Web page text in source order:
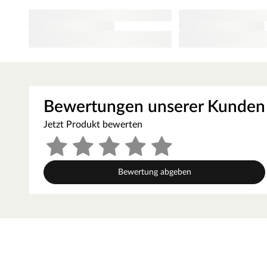
RAL-Farbfächer oder RAL-Farbkarten. Beide
Farbabgleich vor Ort.
Kantenausführung - Designkante
Die Außenkanten des Türblattes sind eckig mit einem
Aussehen und sorgt zugleich für einen fließenden Übergang.
Bewertungen unserer Kunden
Jetzt Produkt bewerten
Bewertung abgeben